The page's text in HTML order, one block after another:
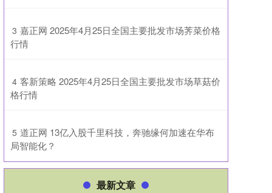
3 ​嘉正网 2025年4月25日全国主要批发市场荠菜价格
行情
4 ​客新策略 2025年4月25日全国主要批发市场草菇价
格行情
5 ​道正网 13亿入股千里科技，奔驰缘何加速在华布
局智能化？
最新文章